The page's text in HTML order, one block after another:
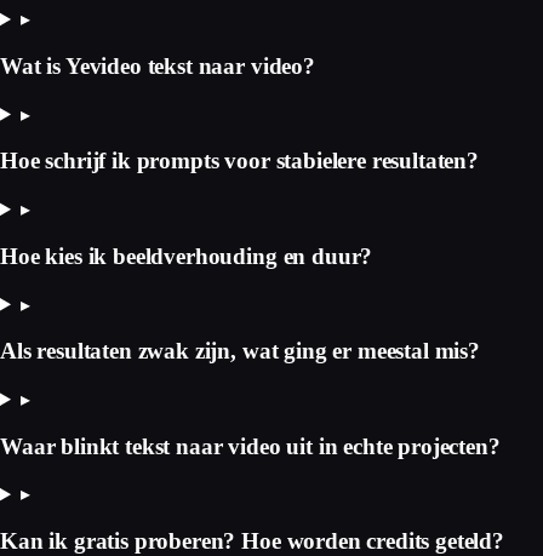
▸
Wat is Yevideo tekst naar video?
▸
Hoe schrijf ik prompts voor stabielere resultaten?
▸
Hoe kies ik beeldverhouding en duur?
▸
Als resultaten zwak zijn, wat ging er meestal mis?
▸
Waar blinkt tekst naar video uit in echte projecten?
▸
Kan ik gratis proberen? Hoe worden credits geteld?